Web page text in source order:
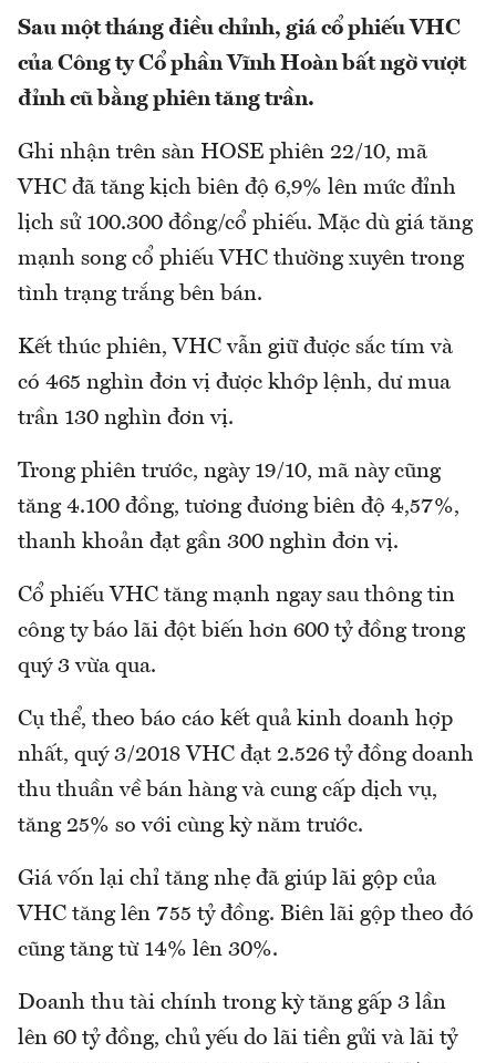
Sau một tháng điều chỉnh, giá cổ phiếu VHC
của Công ty Cổ phần Vĩnh Hoàn bất ngờ vượt
đỉnh cũ bằng phiên tăng trần.
Ghi nhận trên sàn HOSE phiên 22/10, mã
VHC đã tăng kịch biên độ 6,9% lên mức đỉnh
lịch sử 100.300 đồng/cổ phiếu. Mặc dù giá tăng
mạnh song cổ phiếu VHC thường xuyên trong
tình trạng trắng bên bán.
Kết thúc phiên, VHC vẫn giữ được sắc tím và
có 465 nghìn đơn vị được khớp lệnh, dư mua
trần 130 nghìn đơn vị.
Trong phiên trước, ngày 19/10, mã này cũng
tăng 4.100 đồng, tương đương biên độ 4,57%,
thanh khoản đạt gần 300 nghìn đơn vị.
Cổ phiếu VHC tăng mạnh ngay sau thông tin
công ty báo lãi đột biến hơn 600 tỷ đồng trong
quý 3 vừa qua.
Cụ thể, theo báo cáo kết quả kinh doanh hợp
nhất, quý 3/2018 VHC đạt 2.526 tỷ đồng doanh
thu thuần về bán hàng và cung cấp dịch vụ,
tăng 25% so với cùng kỳ năm trước.
Giá vốn lại chỉ tăng nhẹ đã giúp lãi gộp của
VHC tăng lên 755 tỷ đồng. Biên lãi gộp theo đó
cũng tăng từ 14% lên 30%.
Doanh thu tài chính trong kỳ tăng gấp 3 lần
lên 60 tỷ đồng, chủ yếu do lãi tiền gửi và lãi tỷ